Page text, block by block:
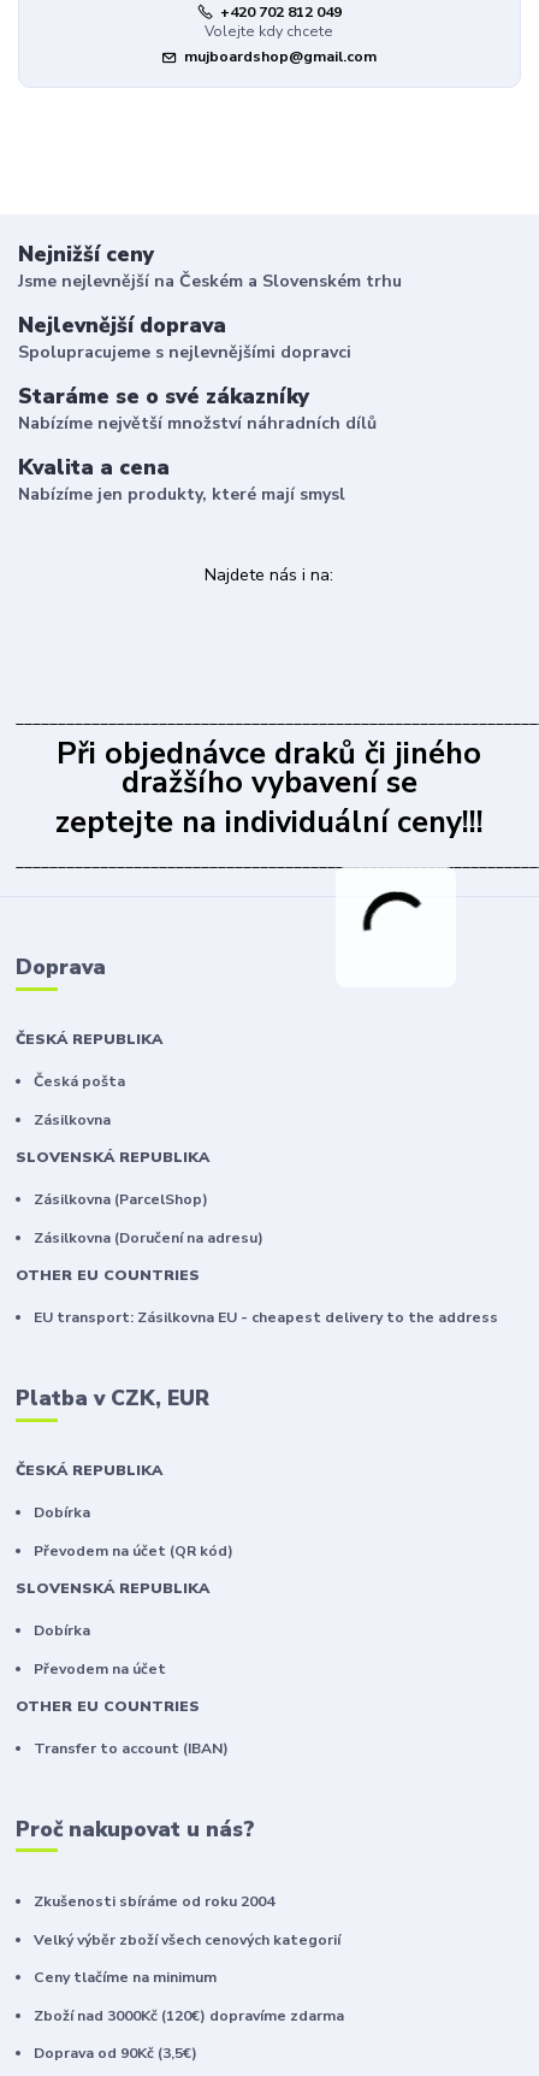
+420 702 812 049
Volejte kdy chcete
mujboardshop@gmail.com
Nejnižší ceny
Jsme nejlevnější na Českém a Slovenském trhu
Nejlevnější doprava
Spolupracujeme s nejlevnějšími dopravci
Staráme se o své zákazníky
Nabízíme největší množství náhradních dílů
Kvalita a cena
Nabízíme jen produkty, které mají smysl
Najdete nás i na:
Při objednávce draků či jiného
dražšího vybavení se
zeptejte na individuální ceny!!!
Doprava
ČESKÁ REPUBLIKA
Česká pošta
Zásilkovna
SLOVENSKÁ REPUBLIKA
Zásilkovna (ParcelShop)
Zásilkovna (Doručení na adresu)
OTHER EU COUNTRIES
EU transport: Zásilkovna EU - cheapest delivery to the address
Platba v CZK, EUR
ČESKÁ REPUBLIKA
Dobírka
Převodem na účet (QR kód)
SLOVENSKÁ REPUBLIKA
Dobírka
Převodem na účet
OTHER EU COUNTRIES
Transfer to account (IBAN)
Proč nakupovat u nás?
Zkušenosti sbíráme od roku 2004
Velký výběr zboží všech cenových kategorií
Ceny tlačíme na minimum
Zboží nad 3000Kč (120€) dopravíme zdarma
Doprava od 90Kč (3,5€)